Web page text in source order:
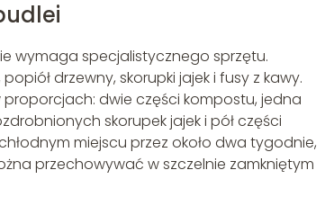
wymaga specjalistycznego sprzętu.
drzewny, skorupki jajek i fusy z kawy.
proporcjach: dwie części kompostu, jedna
skorupek jajek i pół części
miejscu przez około dwa tygodnie,
przechowywać w szczelnie zamkniętym